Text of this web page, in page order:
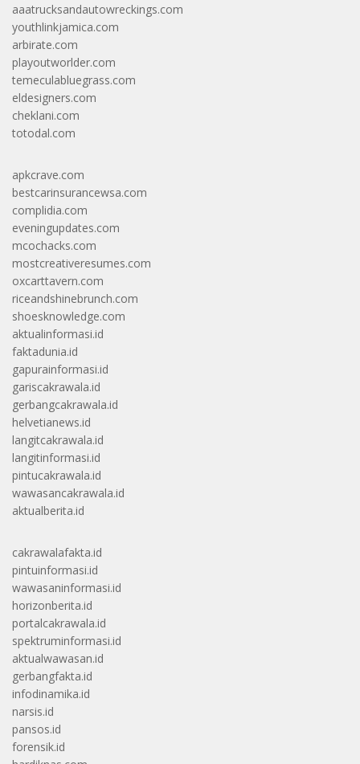
aaatrucksandautowreckings.com
youthlinkjamica.com
arbirate.com
playoutworlder.com
temeculabluegrass.com
eldesigners.com
cheklani.com
totodal.com
apkcrave.com
bestcarinsurancewsa.com
complidia.com
eveningupdates.com
mcochacks.com
mostcreativeresumes.com
oxcarttavern.com
riceandshinebrunch.com
shoesknowledge.com
aktualinformasi.id
faktadunia.id
gapurainformasi.id
gariscakrawala.id
gerbangcakrawala.id
helvetianews.id
langitcakrawala.id
langitinformasi.id
pintucakrawala.id
wawasancakrawala.id
aktualberita.id
cakrawalafakta.id
pintuinformasi.id
wawasaninformasi.id
horizonberita.id
portalcakrawala.id
spektruminformasi.id
aktualwawasan.id
gerbangfakta.id
infodinamika.id
narsis.id
pansos.id
forensik.id